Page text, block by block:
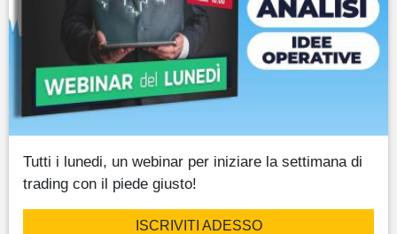
Tutti i lunedi, un webinar per iniziare la settimana di
trading con il piede giusto!
ISCRIVITI ADESSO